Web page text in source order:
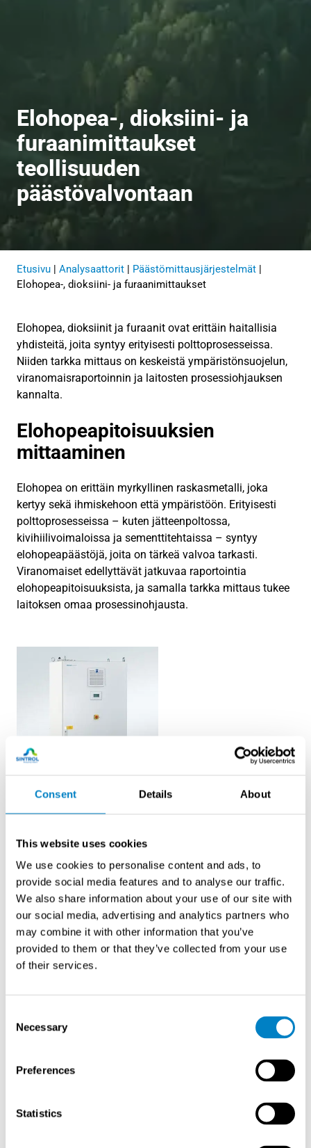
Consent Details About
This website uses cookies
We use cookies to personalise content and ads, to
provide social media features and to analyse our traffic.
We also share information about your use of our site with
our social media, advertising and analytics partners who
may combine it with other information that you’ve
provided to them or that they’ve collected from your use
of their services.
Selection
Necessary
Preferences
Statistics
Elohopea-, dioksiini- ja
furaanimittaukset
teollisuuden
päästövalvontaan
Etusivu Analysaattorit Päästömittausjärjestelmät
Elohopea-, dioksiini- ja furaanimittaukset
Elohopea, dioksiinit ja furaanit ovat erittäin haitallisia
yhdisteitä, joita syntyy erityisesti polttoprosesseissa.
Niiden tarkka mittaus on keskeistä ympäristönsuojelun,
viranomaisraportoinnin ja laitosten prosessiohjauksen
kannalta.
Elohopeapitoisuuksien
mittaaminen
Elohopea on erittäin myrkyllinen raskasmetalli, joka
kertyy sekä ihmiskehoon että ympäristöön. Erityisesti
polttoprosesseissa – kuten jätteenpoltossa,
kivihiilivoimaloissa ja sementtitehtaissa – syntyy
elohopeapäästöjä, joita on tärkeä valvoa tarkasti.
Viranomaiset edellyttävät jatkuvaa raportointia
elohopeapitoisuuksista, ja samalla tarkka mittaus tukee
laitoksen omaa prosessinohjausta.
Elohopea-analysaattori jatkuvaan
Durag HM-1400 TRX 2 on EN 15267 -sertifioitu, QAL1-
hyväksytty elohopea-analysaattori, joka soveltuu
erityisesti jätteenpoltto- ja voimalaitosten
päästövalvontaan WI BREF -vaatimuksen mukaisesti
Tekran
Elohopea-analysaattori
Tekran 2537X tarjoaa automaattisen, tarkan ja herkästi